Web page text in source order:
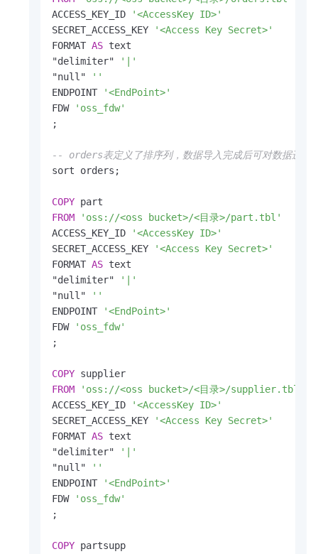
ACCESS_KEY_ID
'<AccessKey ID>'
SECRET_ACCESS_KEY
'<Access Key Secret>'
FORMAT AS text
"delimiter"
'|'
"null"
''
ENDPOINT
'<EndPoint>'
FDW
'oss_fdw'
;
-- orders表定义了排序列，数据导入完成后可对数据进行
sort orders;
COPY
FROM
'oss://<oss bucket>/<目录>/part.tbl'
ACCESS_KEY_ID
'<AccessKey ID>'
SECRET_ACCESS_KEY
'<Access Key Secret>'
FORMAT AS text
"delimiter"
'|'
"null"
''
ENDPOINT
'<EndPoint>'
FDW
'oss_fdw'
;
COPY
FROM
'oss://<oss bucket>/<目录>/supplier.tbl'
ACCESS_KEY_ID
'<AccessKey ID>'
SECRET_ACCESS_KEY
'<Access Key Secret>'
FORMAT AS text
"delimiter"
'|'
"null"
''
ENDPOINT
'<EndPoint>'
FDW
'oss_fdw'
;
COPY